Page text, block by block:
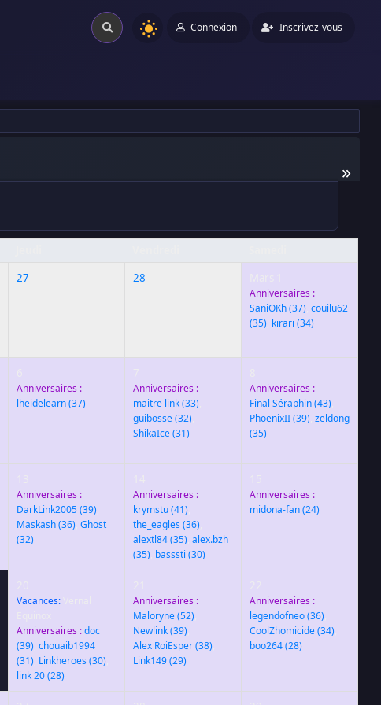
Connexion Inscrivez-vous
»
27 28
Anniversaires :
SaniOKh(37) couilu62
(35) kirari (34)
Anniversaires :
lheidelearn(37)
Anniversaires :
maitre link(33)
guibosse(32)
ShikaIce(31)
Anniversaires :
Final Séraphin(43)
PhoenixII(39) zeldong
(35)
Anniversaires :
DarkLink2005(39)
Maskash(36) Ghost
(32)
Anniversaires :
krymstu(41)
the_eagles (36)
alextl84(35) alex.bzh
(35) basssti (30)
Anniversaires :
midona-fan(24)
Vacances:
Anniversaires :doc
(39) chouaib1994
(31) Linkheroes (30)
link 20(28)
Anniversaires :
Maloryne(52)
Newlink(39)
Alex RoiEsper(38)
Link149(29)
Anniversaires :
legendofneo(36)
CoolZhomicide(34)
boo264(28)